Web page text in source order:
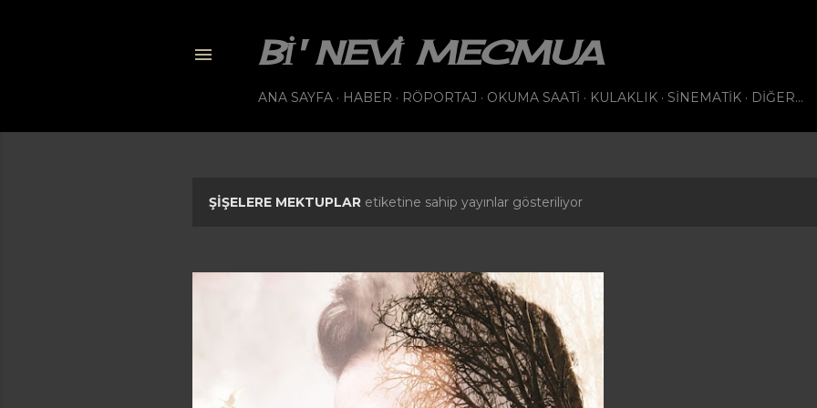
BI' NEVI MECMUA
ANA SAYFA HABER RÖPORTAJ OKUMA SAATI KULAKLIK SINEMATIK DIĞER…
KŞIŞELERE MEKTUPLAR etiketine sahip yayınlar gösteriliyor